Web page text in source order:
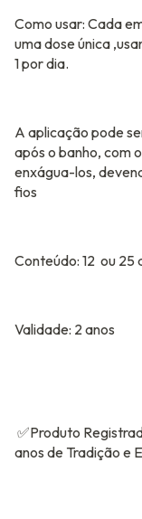
Como usar: Cada
uma dose única
1 por dia.
A aplicação pode
após o banho, com
enxágua-los,
fios
Conteúdo: 12 ou 25
Validade: 2 anos
✅Produto
anos de Tradição e